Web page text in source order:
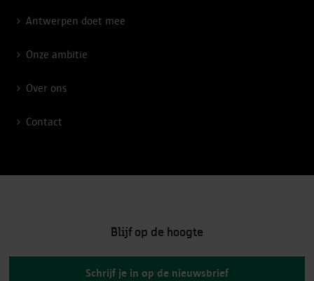
Antwerpen doet mee
Onze ambitie
Over ons
Contact
Blijf op de hoogte
Schrijf je in op de nieuwsbrief